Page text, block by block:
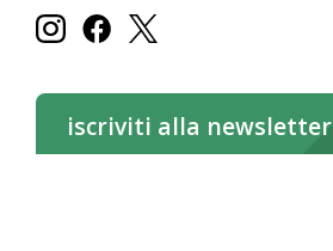
iscriviti alla newsletter